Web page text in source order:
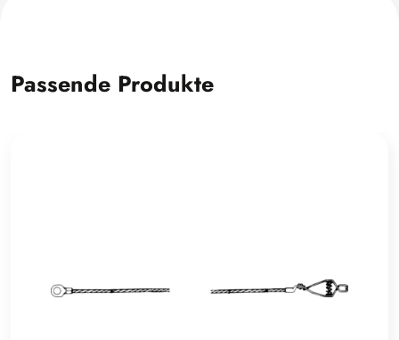
Passende Produkte